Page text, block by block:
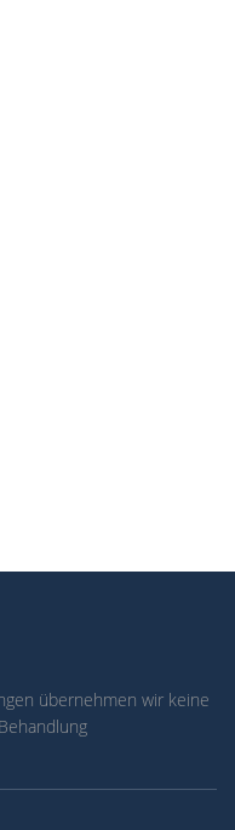
übernehmen wir keine